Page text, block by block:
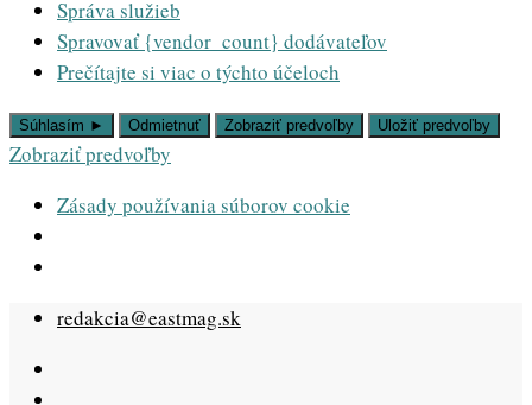
Správa služieb
Spravovať {vendor_count} dodávateľov
Prečítajte si viac o týchto účeloch
Súhlasím ► Odmietnuť Zobraziť predvoľby Uložiť predvoľby
Zobraziť predvoľby
Zásady používania súborov cookie
Skip
content
redakcia@eastmag.sk